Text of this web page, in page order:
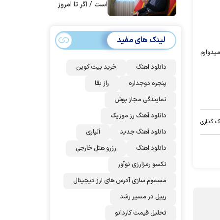
گذاری
است / اگر تا امروز
مردم ایران است
لینک های مفید
دانلود اهنگ
خرید بیت کوین
پنجره دوجداره
راز بقا
نمایندگی مجاز بوش
دانلود آهنگ رز‌ موزیک
دانلود آهنگ جدید
آلپاری
دانلود اهنگ
رزرو هتل خارجی
نکسو رمزارزی نوآور
مسموم سازی آدرس های ارز دیجیتال
ریپل در مسیر رشد
تحلیل قیمت کاردانو